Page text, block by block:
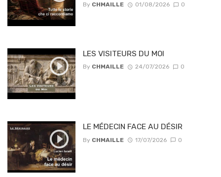
By CHMAILLE 01/08/2026 0
LES VISITEURS DU MOI
By CHMAILLE 24/07/2026 0
LE MÉDECIN FACE AU DÉSIR
By CHMAILLE 17/07/2026 0